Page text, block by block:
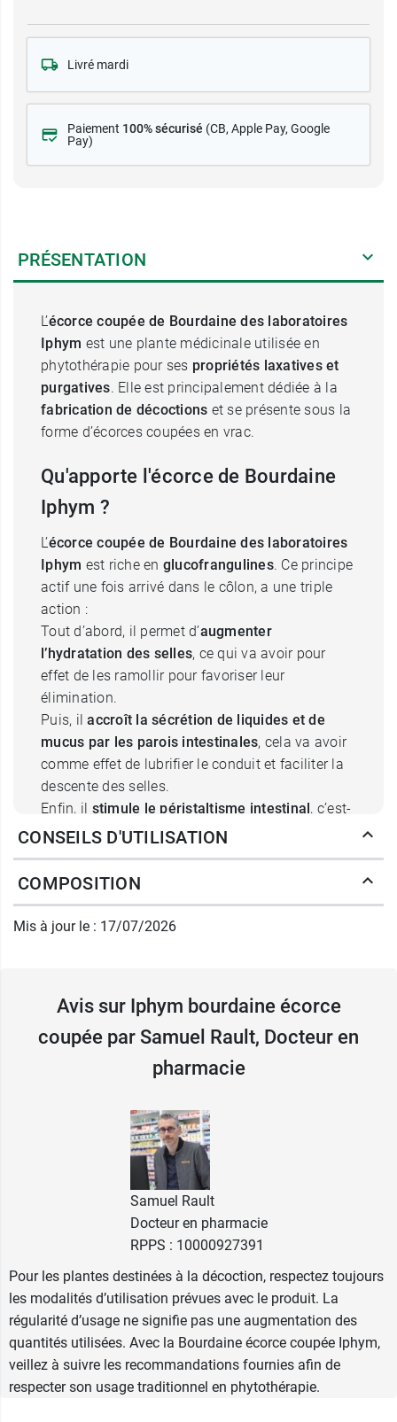
Livré mardi
Paiement 100% sécurisé (CB, Apple Pay, Google
Pay)
PRÉSENTATION
L’écorce coupée de Bourdaine des laboratoires
Iphym est une plante médicinale utilisée en
phytothérapie pour ses propriétés laxatives et
purgatives. Elle est principalement dédiée à la
fabrication de décoctions et se présente sous la
forme d’écorces coupées en vrac.
Qu'apporte l'écorce de Bourdaine
Iphym ?
L’écorce coupée de Bourdaine des laboratoires
Iphym est riche en glucofrangulines. Ce principe
actif une fois arrivé dans le côlon, a une triple
action :
Tout d’abord, il permet d’augmenter
l’hydratation des selles, ce qui va avoir pour
effet de les ramollir pour favoriser leur
élimination.
Puis, ilaccroît la sécrétion de liquides et de
mucus par les parois intestinales, cela va avoir
comme effet de lubrifier le conduit et faciliter la
descente des selles.
Enfin, il stimule le péristaltisme intestinal, c’est-
à-dire la contraction des intestins faisant
fait d’un laxatif stimulant donc veillez à
l’écorce de bourdaine peut donc être irritante
purgatives très intéressantes.
L'écorce de bourdaine, produit du
laboratoire Iphym
Créés en 1972, les laboratoires Iphym sont
aujourd’hui des leaders de l’herboristerie
pharmaceutique. Spécialisés dans la
phytothérapie, leur principale préoccupation est
d’apporter le bien-être au plus grand nombre de
personnes grâce aux plantes médicinales. Pour
ce faire, ils possèdent dans leurs locaux des
pharmaciens garantissant le respect de la
réglementation en vigueur, un laboratoire de
Contrôle Qualité et un laboratoire d’Assurance
Qualité.
CONSEILS D'UTILISATION
COMPOSITION
Mis à jour le : 17/07/2026
Avis sur Iphym bourdaine écorce
coupée par Samuel Rault, Docteur en
pharmacie
Samuel Rault
Docteur en pharmacie
RPPS : 10000927391
Pour les plantes destinées à la décoction, respectez toujours
les modalités d’utilisation prévues avec le produit. La
régularité d’usage ne signifie pas une augmentation des
quantités utilisées. Avec la Bourdaine écorce coupée Iphym,
veillez à suivre les recommandations fournies afin de
respecter son usage traditionnel en phytothérapie.